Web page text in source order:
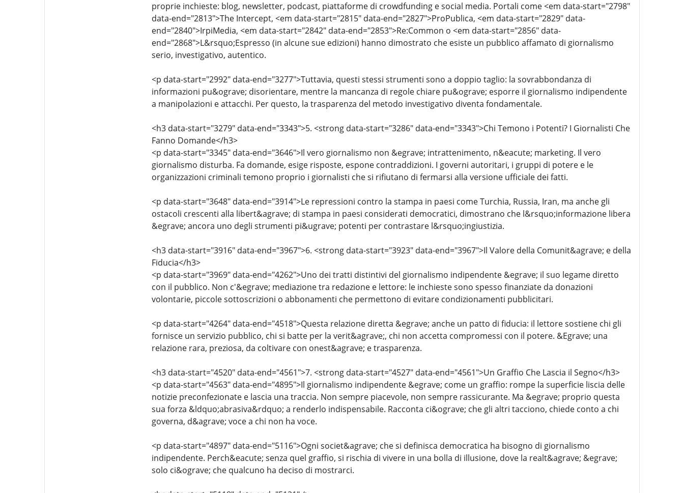
proprie inchieste: blog, newsletter, podcast, piattaforme di crowdfunding e social media. Portali come <em data-start="2798"
data-end="2813">The Intercept, <em data-start="2815" data-end="2827">ProPublica, <em data-start="2829" data-
end="2840">IrpiMedia, <em data-start="2842" data-end="2853">Re:Common o <em data-start="2856" data-
end="2868">L&rsquo;Espresso (in alcune sue edizioni) hanno dimostrato che esiste un pubblico affamato di giornalismo
serio, investigativo, autentico.
<p data-start="2992" data-end="3277">Tuttavia, questi stessi strumenti sono a doppio taglio: la sovrabbondanza di
informazioni pu&ograve; disorientare, mentre la mancanza di regole chiare pu&ograve; esporre il giornalismo indipendente
a manipolazioni e attacchi. Per questo, la trasparenza del metodo investigativo diventa fondamentale.
<h3 data-start="3279" data-end="3343">5. <strong data-start="3286" data-end="3343">Chi Temono i Potenti? I Giornalisti Che
Fanno Domande</h3>
<p data-start="3345" data-end="3646">Il vero giornalismo non &egrave; intrattenimento, n&eacute; marketing. Il vero
giornalismo disturba. Fa domande, esige risposte, espone contraddizioni. I governi autoritari, i gruppi di potere e le
organizzazioni criminali temono proprio i giornalisti che si rifiutano di fermarsi alla versione ufficiale dei fatti.
<p data-start="3648" data-end="3914">Le repressioni contro la stampa in paesi come Turchia, Russia, Iran, ma anche gli
ostacoli crescenti alla libert&agrave; di stampa in paesi considerati democratici, dimostrano che l&rsquo;informazione libera
&egrave; ancora uno degli strumenti pi&ugrave; potenti per contrastare l&rsquo;ingiustizia.
<h3 data-start="3916" data-end="3967">6. <strong data-start="3923" data-end="3967">Il Valore della Comunit&agrave; e della
Fiducia</h3>
<p data-start="3969" data-end="4262">Uno dei tratti distintivi del giornalismo indipendente &egrave; il suo legame diretto
con il pubblico. Non c'&egrave; mediazione tra redazione e lettore: le inchieste sono spesso finanziate da donazioni
volontarie, piccole sottoscrizioni o abbonamenti che permettono di evitare condizionamenti pubblicitari.
<p data-start="4264" data-end="4518">Questa relazione diretta &egrave; anche un patto di fiducia: il lettore sostiene chi gli
fornisce un servizio pubblico, chi si batte per la verit&agrave;, chi non accetta compromessi con il potere. &Egrave; una
relazione rara, preziosa, da coltivare con onest&agrave; e trasparenza.
<h3 data-start="4520" data-end="4561">7. <strong data-start="4527" data-end="4561">Un Graffio Che Lascia il Segno</h3>
<p data-start="4563" data-end="4895">Il giornalismo indipendente &egrave; come un graffio: rompe la superficie liscia delle
notizie preconfezionate e lascia una traccia. Non sempre piacevole, non sempre rassicurante. Ma &egrave; proprio questa
sua forza &ldquo;abrasiva&rdquo; a renderlo indispensabile. Racconta ci&ograve; che gli altri tacciono, chiede conto a chi
governa, d&agrave; voce a chi non ha voce.
<p data-start="4897" data-end="5116">Ogni societ&agrave; che si definisca democratica ha bisogno di giornalismo
indipendente. Perch&eacute; senza quel graffio, si rischia di vivere in una bolla di illusione, dove la realt&agrave; &egrave;
solo ci&ograve; che qualcuno ha deciso di mostrarci.